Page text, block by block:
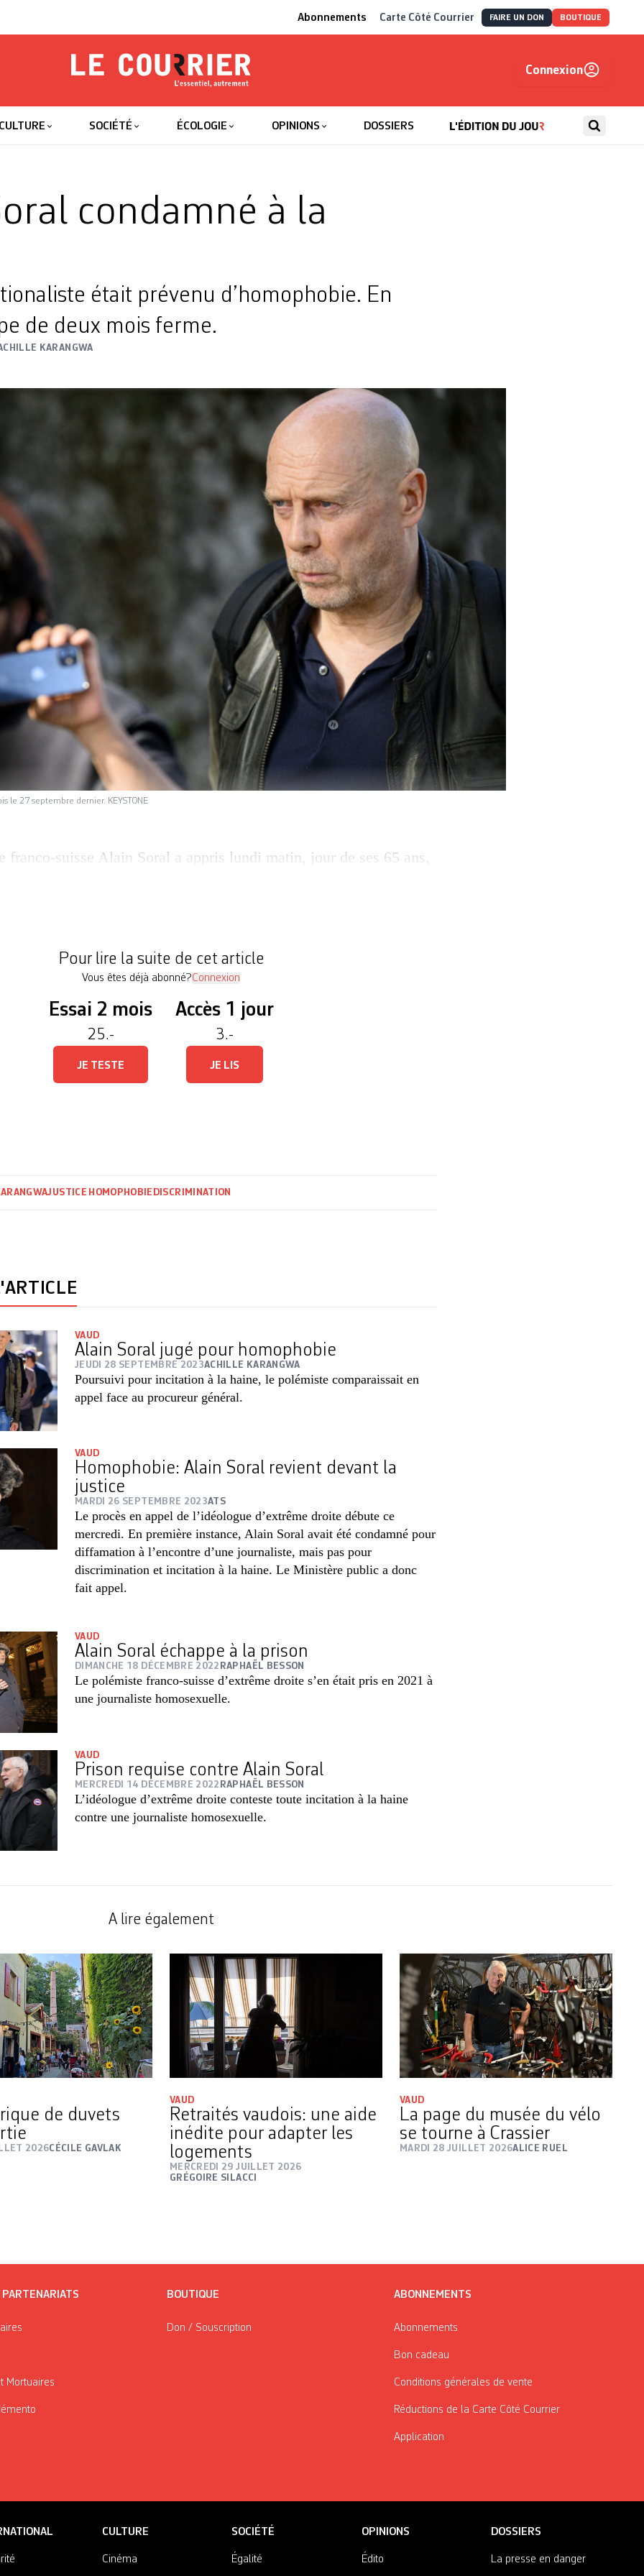
Abonnements Carte Côté Courrier FAIRE UN DON BOUTIQUE
Le Courrier
Connexion
CULTURE SOCIÉTÉ ÉCOLOGIE OPINIONS DOSSIERS
condamné à la
était prévenu d’homophobie. En
de deux mois ferme.
KARANGWA
le 27 septembre dernier. KEYSTONE
franco-suisse Alain Soral a appris lundi matin, jour de ses 65 ans,
Pour lire la suite de cet article
Vous êtes déjà abonné?Connexion
Essai 2 mois
25.-
JE TESTE
Accès 1 jour
3.-
JE LIS
JUSTICE HOMOPHOBIE DISCRIMINATION
VAUD
Alain Soral jugé pour homophobie
JEUDI 28 SEPTEMBRE 2023ACHILLE KARANGWA
Poursuivi pour incitation à la haine, le polémiste comparaissait en
appel face au procureur général.
VAUD
Homophobie: Alain Soral revient devant la
justice
MARDI 26 SEPTEMBRE 2023ATS
Le procès en appel de l’idéologue d’extrême droite débute ce
mercredi. En première instance, Alain Soral avait été condamné pour
diffamation à l’encontre d’une journaliste, mais pas pour
discrimination et incitation à la haine. Le Ministère public a donc
fait appel.
VAUD
Alain Soral échappe à la prison
DIMANCHE 18 DÉCEMBRE 2022 RAPHAËL BESSON
Le polémiste franco-suisse d’extrême droite s’en était pris en 2021 à
une journaliste homosexuelle.
VAUD
Prison requise contre Alain Soral
MERCREDI 14 DÉCEMBRE 2022 RAPHAËL BESSON
L’idéologue d’extrême droite conteste toute incitation à la haine
contre une journaliste homosexuelle.
A lire également
de duvets
2026CÉCILE GAVLAK
VAUD
Retraités vaudois: une aide
inédite pour adapter les
logements
MERCREDI 29 JUILLET 2026
GRÉGOIRE SILACCI
VAUD
La page du musée du vélo
se tourne à Crassier
MARDI 28 JUILLET 2026ALICE RUEL
Mortuaires
BOUTIQUE
Don / Souscription
ABONNEMENTS
Abonnements
Bon cadeau
Conditions générales de vente
Réductions de la Carte Côté Courrier
Application
CULTURE
Cinéma
SOCIÉTÉ
Égalité
OPINIONS
Édito
DOSSIERS
La presse en danger